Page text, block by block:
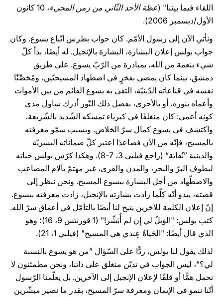
اللقاء فيما بيننا" (عظة الأحد الثّاني من زمن المجيء
، 10 كانون
الأول/ديسمبر 2006).
ونأتي الآن إلى رسول الأمّم. كان جواب بطرس اتّباع يسوع. وكان
جواب بولس إعلان البشارة، البشارة بالإنجيل. له أيضًا، بدأ كلّ
شيء بنعمة من الله، بمبادرة من الرّبّ يسوع. على طريق
دمشق، بينما كان يمضي بفخرٍ في اضطهاد المسيحيّين، ومُحَصِّنًا
نفسه في قناعاته الدّينيّة، التقى به يسوع القائم من بين الأموات
وأعماه بنوره، أو بالأحرى، بفضل ذلك النّور أدرك شاول مدى
كونه أعمى: كان منغلقًا في كبرياء تمسكه الشّديد بالشّريعة،
واكتشف في يسوع كمال سرّ الخلاص. وبسبب سمّو معرفته
بالمسيح، فإنّه من الآن فصاعدًا اعتبر كلّ ضماناته البشريّة
والدينية ”نُفايَة“ (راجع فيلبي 3، 7-8). وهكذا كرّس بولس حياته
ليطوف البرّ والبحر، والمدن والقرى، غير مهتمّ بآلام المصاعب
والاضطّهاد من أجل البشارة بيسوع المسيح. ونحن ننظر إلى
قصته، يبدو أنّه كلّما زادت بشارته بالإنجيل، زادت معرفته بيسوع.
إنّ إعلان الكلمة للآخرين يتيح لنا أيضًا بالتأمّل في أعماق سرّ الله.
كتب بولس: "الوَيلُ لي إِن لم أُبَشِّر!" (1 قورنتس 9، 16)؛ وهو
الذي قال أيضًا: "الحَياةُ عِندي هي المسيح" (فيلبي 1، 21).
لذلك يقول لنا بولس، ردًّا على السّؤال ”من هو يسوع بالنسبة
لي؟“، ليس الجواب في تديّن منغلق على ذاتنا، ونحن مطمئنون لا
نحمل همًّا أو قلقًا لإعلان الإنجيل إلى الآخرين. بل يعلّمنا الرّسول
أنّنا ننمو في الإيمان ومعرفة سرّ المسيح، بقدر ما نصير مبشّرين